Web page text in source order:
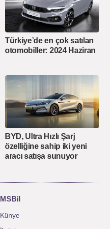
Türkiye’de en çok satılan
otomobiller: 2024 Haziran
BYD, Ultra Hızlı Şarj
özelliğine sahip iki yeni
aracı satışa sunuyor
MSBil
Künye